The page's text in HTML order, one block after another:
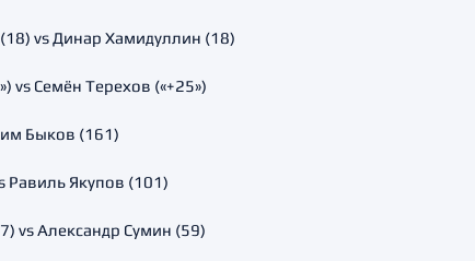
vs Динар Хамидуллин (18)
vs Семён Терехов («+25»)
Быков (161)
Равиль Якупов (101)
vs Александр Сумин (59)